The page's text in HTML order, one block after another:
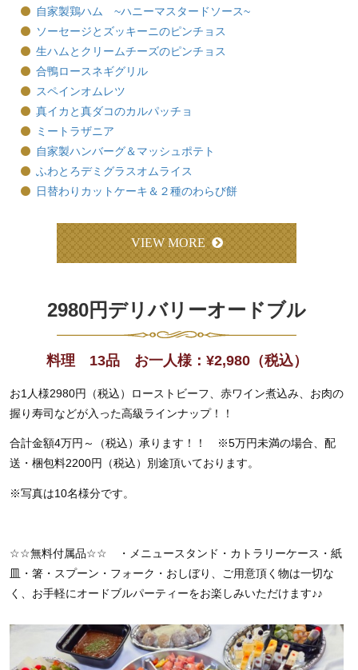
自家製鶏ハム ~ハニーマスタードソース~
ソーセージとズッキーニのピンチョス
生ハムとクリームチーズのピンチョス
合鴨ロースネギグリル
スペインオムレツ
真イカと真ダコのカルパッチョ
ミートラザニア
自家製ハンバーグ＆マッシュポテト
ふわとろデミグラスオムライス
日替わりカットケーキ＆２種のわらび餅
VIEW MORE
2980円デリバリーオードブル
料理 13品 お一人様： ¥2,980（税込）
お1人様2980円（税込）ローストビーフ、赤ワイン煮込み、お肉の
握り寿司などが入った高級ラインナップ！！
合計金額4万円～（税込）承ります！！ ※5万円未満の場合、配
送・梱包料2200円（税込）別途頂いております。
※写真は10名様分です。
☆☆無料付属品☆☆ ・メニュースタンド・カトラリーケース・紙
皿・箸・スプーン・フォーク・おしぼり、ご用意頂く物は一切な
く、お手軽にオードブルパーティーをお楽しみいただけます♪♪